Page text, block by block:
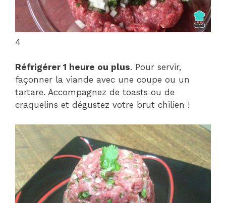
4
Réfrigérer 1 heure ou plus. Pour servir,
façonner la viande avec une coupe ou un
tartare. Accompagnez de toasts ou de
craquelins et dégustez votre brut chilien !